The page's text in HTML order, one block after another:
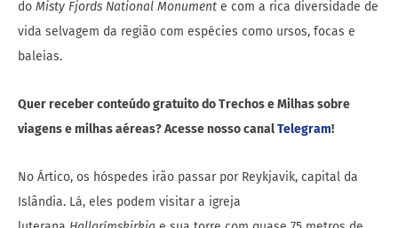
do Misty Fjords National Monument e com a rica diversidade de
vida selvagem da região com espécies como ursos, focas e
baleias.
Quer receber conteúdo gratuito do Trechos e Milhas sobre
viagens e milhas aéreas? Acesse nosso canalTelegram!
No Ártico, os hóspedes irão passar por Reykjavik, capital da
Islândia. Lá, eles podem visitar a igreja